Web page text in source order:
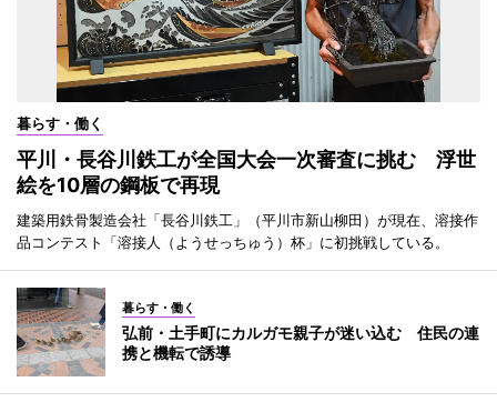
暮らす・働く
平川・長谷川鉄工が全国大会一次審査に挑む 浮世
絵を10層の鋼板で再現
建築用鉄骨製造会社「長谷川鉄工」（平川市新山柳田）が現在、溶接作
品コンテスト「溶接人（ようせっちゅう）杯」に初挑戦している。
暮らす・働く
弘前・土手町にカルガモ親子が迷い込む 住民の連
携と機転で誘導